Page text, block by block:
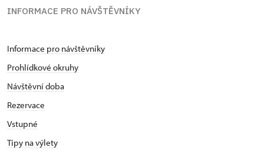
INFORMACE PRO NÁVŠTĚVNÍKY
Informace pro návštěvníky
Prohlídkové okruhy
Návštěvní doba
Rezervace
Vstupné
Tipy na výlety